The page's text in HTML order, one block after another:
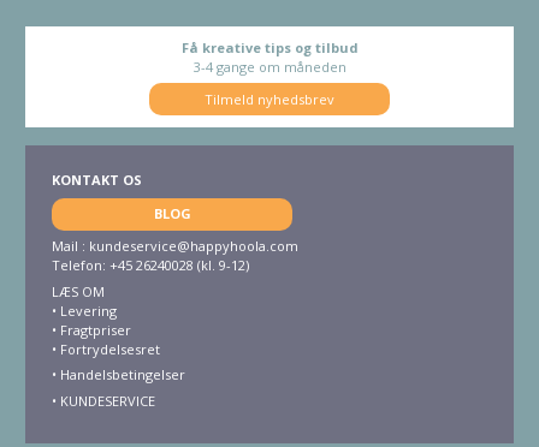
Få kreative tips og tilbud
3-4 gange om måneden
Tilmeld nyhedsbrev
KONTAKT OS
BLOG
Mail : kundeservice@happyhoola.com
Telefon: +45 26240028 (kl. 9-12)
LÆS OM
• Levering
• Fragtpriser
• Fortrydelsesret
• Handelsbetingelser
• KUNDESERVICE